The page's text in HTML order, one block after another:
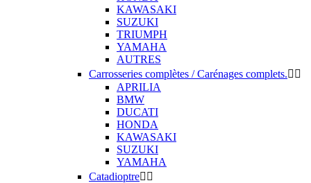
KAWASAKI
SUZUKI
TRIUMPH
YAMAHA
AUTRES
Carrosseries complètes / Carénages complets. 
APRILIA
BMW
DUCATI
HONDA
KAWASAKI
SUZUKI
YAMAHA
Catadioptre 